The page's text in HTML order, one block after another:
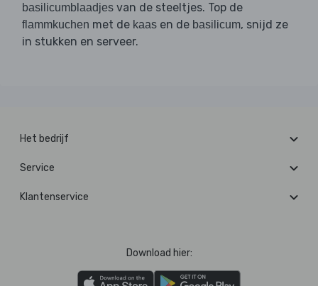
basilicumblaadjes van de steeltjes. Top de
flammkuchen met de kaas en de basilicum, snijd ze
in stukken en serveer.
Het bedrijf
Service
Klantenservice
Download hier: